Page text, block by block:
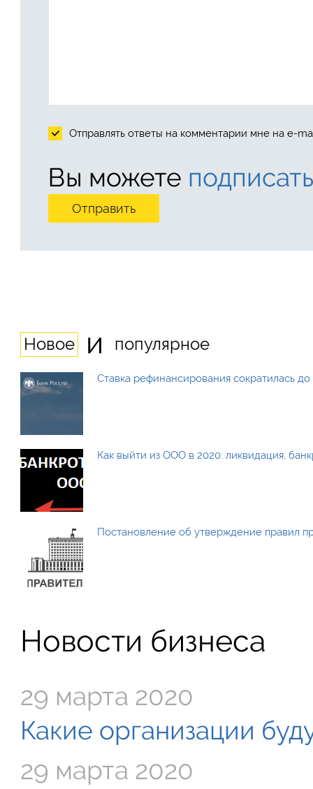
Отправлять ответы на комментарии мне на e-
Вы можете
Новое и популярное
Ставка рефинансирования сократилась
Как выйти из ООО в 2020: ликвидация,
Постановление об утверждение правил
Новости бизнеса
29 марта 2020
Какие организации
29 марта 2020